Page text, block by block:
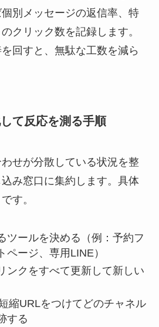
別メッセージの返信率、特
クリック数を記録します。
回すと、無駄な工数を減ら
て反応を測る手順
せが分散している状況を整
み窓口に集約します。具体
す。
ツールを決める（例：予約フ
ページ、専用LINE）
ンクをすべて更新して新しい
縮URLをつけてどのチャネル
する